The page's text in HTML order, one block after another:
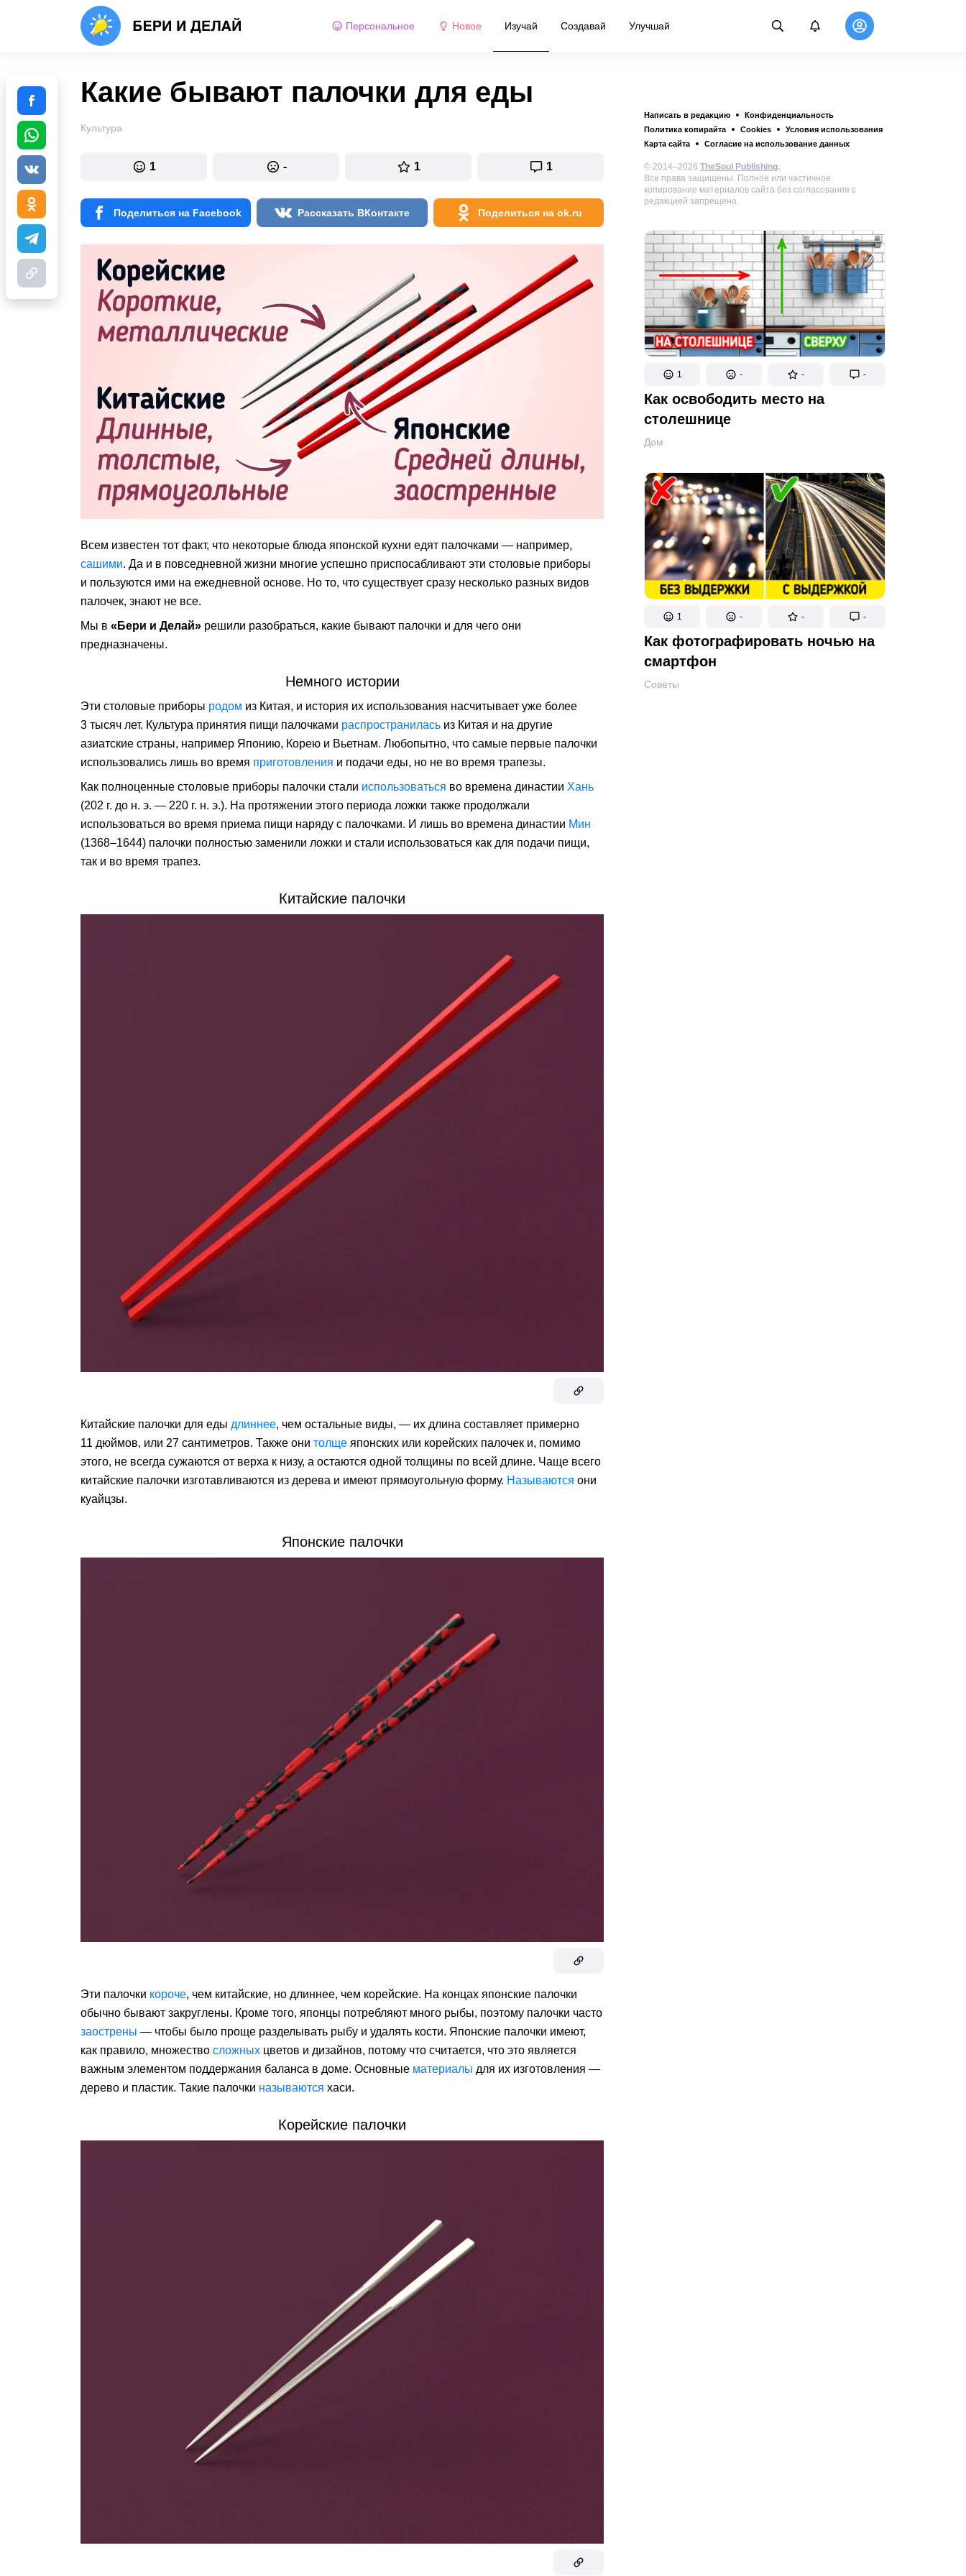
Персональное Новое Изучай Создавай Улучшай
Написать в редакцию
Конфиденциальность
Политика копирайта
Cookies
Условия использования
Карта сайта
Согласие на использование данных
© 2014–2026 TheSoul Publishing.
Все права защищены. Полное или частичное
копирование материалов сайта без согласования с
редакцией запрещено.
1 - - -
Как освободить место на
столешнице
Дом
1 - - -
Как фотографировать ночью на
смартфон
Советы
Какие бывают палочки для еды
Культура
1 - 1 1
Поделиться на Facebook Рассказать ВКонтакте Поделиться на ok.ru
Всем известен тот факт, что некоторые блюда японской кухни едят палочками — например,
сашими. Да и в повседневной жизни многие успешно приспосабливают эти столовые приборы
и пользуются ими на ежедневной основе. Но то, что существует сразу несколько разных видов
палочек, знают не все.
Мы в «Бери и Делай» решили разобраться, какие бывают палочки и для чего они
предназначены.
Немного истории
Эти столовые приборы родом из Китая, и история их использования насчитывает уже более
3 тысяч лет. Культура принятия пищи палочками распространилась из Китая и на другие
азиатские страны, например Японию, Корею и Вьетнам. Любопытно, что самые первые палочки
использовались лишь во время приготовления и подачи еды, но не во время трапезы.
Как полноценные столовые приборы палочки стали использоваться во времена династии Хань
(202 г. до н. э. — 220 г. н. э.). На протяжении этого периода ложки также продолжали
использоваться во время приема пищи наряду с палочками. И лишь во времена династии Мин
(1368–1644) палочки полностью заменили ложки и стали использоваться как для подачи пищи,
так и во время трапез.
Китайские палочки
Китайские палочки для еды длиннее, чем остальные виды, — их длина составляет примерно
11 дюймов, или 27 сантиметров. Также они толще японских или корейских палочек и, помимо
этого, не всегда сужаются от верха к низу, а остаются одной толщины по всей длине. Чаще всего
китайские палочки изготавливаются из дерева и имеют прямоугольную форму. Называются они
куайцзы.
Японские палочки
Эти палочки короче, чем китайские, но длиннее, чем корейские. На концах японские палочки
обычно бывают закруглены. Кроме того, японцы потребляют много рыбы, поэтому палочки часто
заострены — чтобы было проще разделывать рыбу и удалять кости. Японские палочки имеют,
как правило, множество сложных цветов и дизайнов, потому что считается, что это является
важным элементом поддержания баланса в доме. Основные материалы для их изготовления —
дерево и пластик. Такие палочки называются хаси.
Корейские палочки